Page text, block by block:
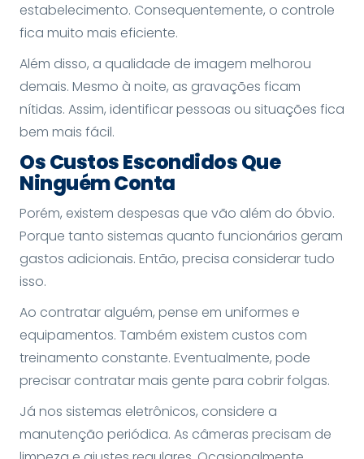
estabelecimento. Consequentemente, o controle
fica muito mais eficiente.
Além disso, a qualidade de imagem melhorou
demais. Mesmo à noite, as gravações ficam
nítidas. Assim, identificar pessoas ou situações fica
bem mais fácil.
Os Custos Escondidos Que
Ninguém Conta
Porém, existem despesas que vão além do óbvio.
Porque tanto sistemas quanto funcionários geram
gastos adicionais. Então, precisa considerar tudo
isso.
Ao contratar alguém, pense em uniformes e
equipamentos. Também existem custos com
treinamento constante. Eventualmente, pode
precisar contratar mais gente para cobrir folgas.
Já nos sistemas eletrônicos, considere a
manutenção periódica. As câmeras precisam de